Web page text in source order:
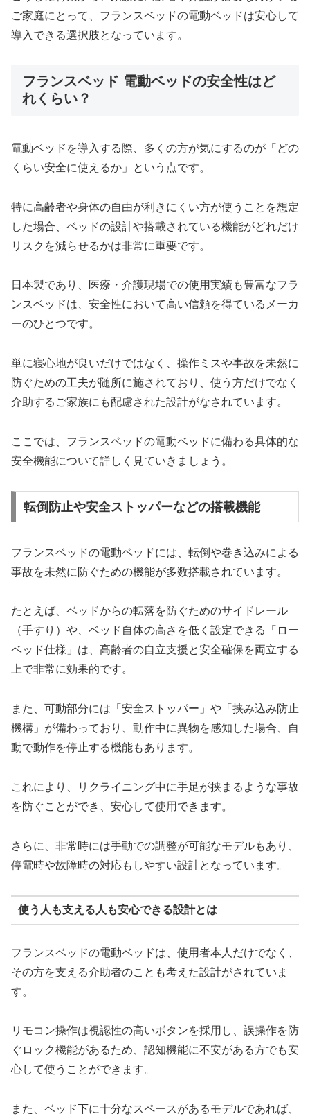
ご家庭にとって、フランスベッドの電動ベッドは安心して
導入できる選択肢となっています。
フランスベッド 電動ベッドの安全性はど
れくらい？
電動ベッドを導入する際、多くの方が気にするのが「どの
くらい安全に使えるか」という点です。
特に高齢者や身体の自由が利きにくい方が使うことを想定
した場合、ベッドの設計や搭載されている機能がどれだけ
リスクを減らせるかは非常に重要です。
日本製であり、医療・介護現場での使用実績も豊富なフラ
ンスベッドは、安全性において高い信頼を得ているメーカ
ーのひとつです。
単に寝心地が良いだけではなく、操作ミスや事故を未然に
防ぐための工夫が随所に施されており、使う方だけでなく
介助するご家族にも配慮された設計がなされています。
ここでは、フランスベッドの電動ベッドに備わる具体的な
安全機能について詳しく見ていきましょう。
転倒防止や安全ストッパーなどの搭載機能
フランスベッドの電動ベッドには、転倒や巻き込みによる
事故を未然に防ぐための機能が多数搭載されています。
たとえば、ベッドからの転落を防ぐためのサイドレール
（手すり）や、ベッド自体の高さを低く設定できる「ロー
ベッド仕様」は、高齢者の自立支援と安全確保を両立する
上で非常に効果的です。
また、可動部分には「安全ストッパー」や「挟み込み防止
機構」が備わっており、動作中に異物を感知した場合、自
動で動作を停止する機能もあります。
これにより、リクライニング中に手足が挟まるような事故
を防ぐことができ、安心して使用できます。
さらに、非常時には手動での調整が可能なモデルもあり、
停電時や故障時の対応もしやすい設計となっています。
使う人も支える人も安心できる設計とは
フランスベッドの電動ベッドは、使用者本人だけでなく、
その方を支える介助者のことも考えた設計がされていま
す。
リモコン操作は視認性の高いボタンを採用し、誤操作を防
ぐロック機能があるため、認知機能に不安がある方でも安
心して使うことができます。
また、ベッド下に十分なスペースがあるモデルであれば、